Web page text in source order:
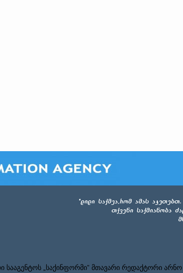
სააგენტოს „საქინფორმი” მთავარი რედაქტორი